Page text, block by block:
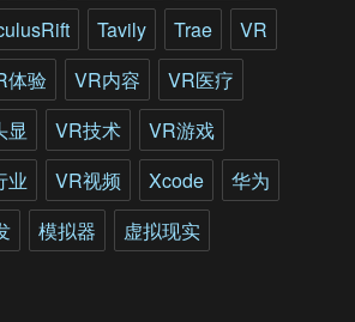
Tavily Trae
VR
体验 VR内容
VR医疗
显 VR技术
VR游戏
业 VR视频 Xcode
华为
模拟器 虚拟现实